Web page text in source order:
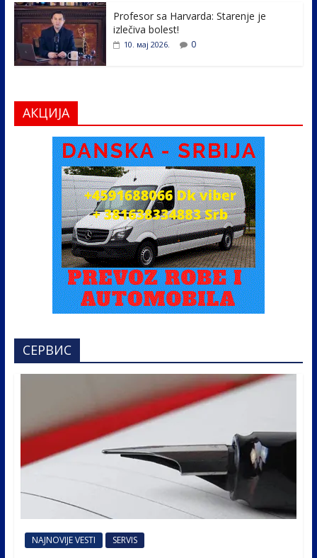
Profesor sa Harvarda: Starenje je
izlečiva bolest!
10. мај 2026. 0
АКЦИЈА
СЕРВИС
NAJNOVIJE VESTI SERVIS